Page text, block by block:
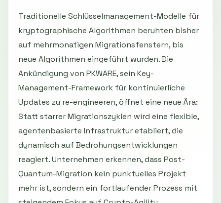
Traditionelle Schlüsselmanagement-Modelle für
kryptographische Algorithmen beruhten bisher
auf mehrmonatigen Migrationsfenstern, bis
neue Algorithmen eingeführt wurden. Die
Ankündigung von PKWARE, sein Key-
Management-Framework für kontinuierliche
Updates zu re-engineeren, öffnet eine neue Ära:
Statt starrer Migrationszyklen wird eine flexible,
agentenbasierte Infrastruktur etabliert, die
dynamisch auf Bedrohungsentwicklungen
reagiert. Unternehmen erkennen, dass Post-
Quantum-Migration kein punktuelles Projekt
mehr ist, sondern ein fortlaufender Prozess mit